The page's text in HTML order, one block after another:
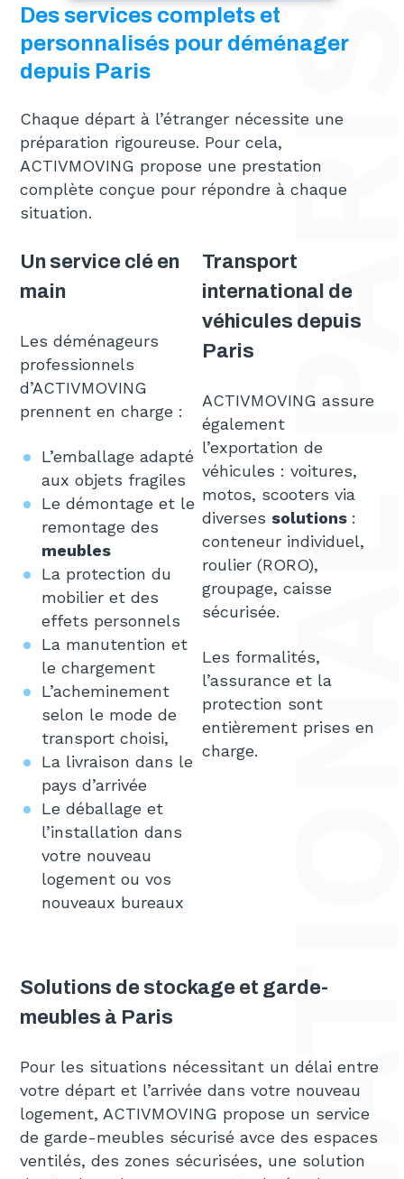
Des services complets et
personnalisés pour déménager
depuis Paris
Chaque départ à l’étranger nécessite une
préparation rigoureuse. Pour cela,
ACTIVMOVING propose une prestation
complète conçue pour répondre à chaque
situation.
Un service clé en
main
Les déménageurs
professionnels
d’ACTIVMOVING
prennent en charge :
L’emballage adapté
aux objets fragiles
Le démontage et le
remontage des
meubles
La protection du
mobilier et des
effets personnels
La manutention et
le chargement
L’acheminement
selon le mode de
transport choisi,
La livraison dans le
pays d’arrivée
Le déballage et
l’installation dans
votre nouveau
logement ou vos
nouveaux bureaux
Transport
international de
véhicules depuis
Paris
ACTIVMOVING assure
également
l’exportation de
véhicules : voitures,
motos, scooters via
diverses solutions :
conteneur individuel,
roulier (RORO),
groupage, caisse
sécurisée.
Les formalités,
l’assurance et la
protection sont
entièrement prises en
charge.
Solutions de stockage et garde-
meubles à Paris
Pour les situations nécessitant un délai entre
votre départ et l’arrivée dans votre nouveau
logement, ACTIVMOVING propose un service
de garde-meubles sécurisé avce des espaces
ventilés, des zones sécurisées, une solution